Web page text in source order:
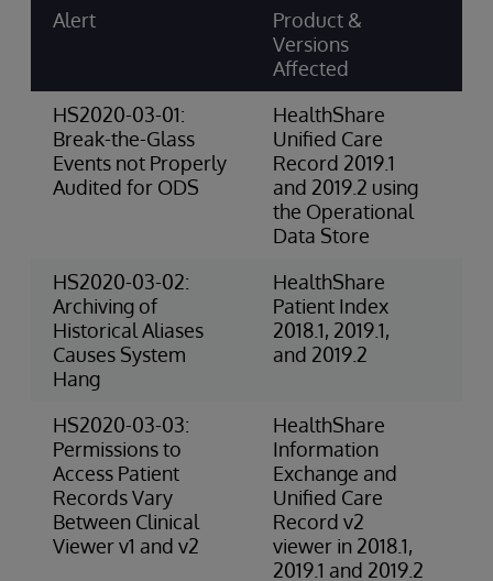
Alert
Product &
Versions
Affected
HS2020-03-01:
Break-the-Glass
Events not Properly
Audited for ODS
HealthShare
Unified Care
Record 2019.1
and 2019.2 using
the Operational
Data Store
HS2020-03-02:
Archiving of
Historical Aliases
Causes System
Hang
HealthShare
Patient Index
2018.1, 2019.1,
and 2019.2
HS2020-03-03:
Permissions to
Access Patient
Records Vary
Between Clinical
Viewer v1 and v2
HealthShare
Information
Exchange and
Unified Care
Record v2
viewer in 2018.1,
2019.1 and 2019.2